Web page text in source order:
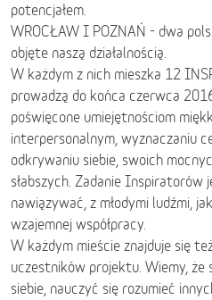
potencjałem.
WROCŁAW I POZNAŃ - dwa
objęte naszą działalnością.
W każdym z nich mieszka 12
prowadzą do końca czerwca
poświęcone umiejętnościom
interpersonalnym, wyznaczaniu
odkrywaniu siebie, swoich
słabszych. Zadanie Inspiratorów
nawiązywać, z młodymi ludźmi,
wzajemnej współpracy.
W każdym mieście znajduje się
uczestników projektu. Wiemy, że
siebie, nauczyć się rozumieć